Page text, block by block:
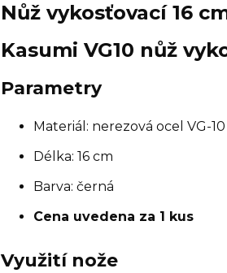
Nůž vykosťovací 16
Kasumi VG10 nůž
Parametry
Materiál: nerezová ocel VG-10
Délka: 16 cm
Barva: černá
Cena uvedena za 1 kus
Využití nože